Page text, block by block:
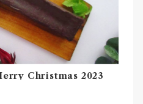
Christmas 2023